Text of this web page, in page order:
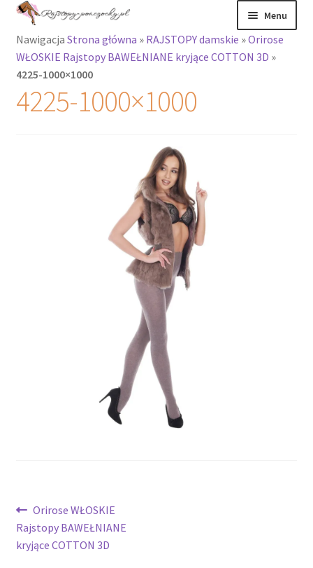
Przejdź
nawigacji
Przejdź
treści
Menu
Rajstopy
Rozwiń
menu
potomne
Nawigacja Strona główna » RAJSTOPY damskie »Orirose
WŁOSKIE Rajstopy BAWEŁNIANE kryjące COTTON 3D »
4225-1000×1000
4225-1000×1000
Nawigacja
wpisu
Poprzedni
wpis:
Orirose WŁOSKIE
Rajstopy BAWEŁNIANE
kryjące COTTON 3D